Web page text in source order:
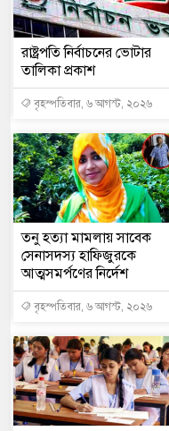
রাষ্ট্রপতি নির্বাচনের ভোটার
তালিকা প্রকাশ
বৃহস্পতিবার, ৬ আগস্ট, ২০২৬
তনু হত্যা মামলায় সাবেক
সেনাসদস্য হাফিজুরকে
আত্মসমর্পণের নির্দেশ
বৃহস্পতিবার, ৬ আগস্ট, ২০২৬